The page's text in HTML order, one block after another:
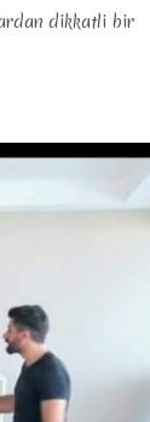
dikkatli bir